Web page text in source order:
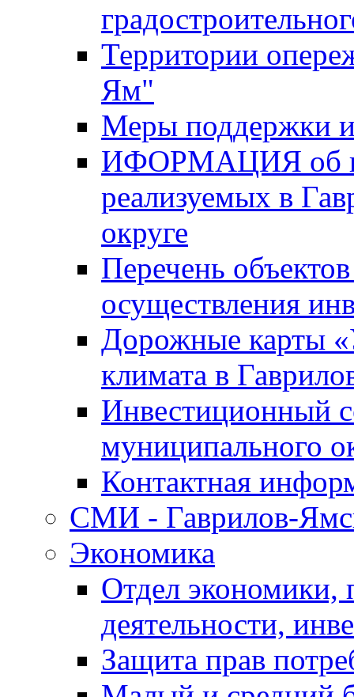
Территории
Ям"
Меры поддержки
ИФОРМАЦИЯ об
реализуемых в
округе
Перечень
осуществления
Дорожные карты
климата в
Инвестиционный
муниципального
Контактная
СМИ - Гаврилов-
Экономика
Отдел экономики,
деятельности,
Защита прав